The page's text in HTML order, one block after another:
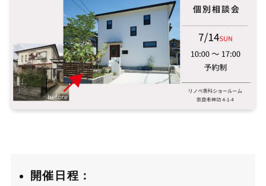
開催日程：